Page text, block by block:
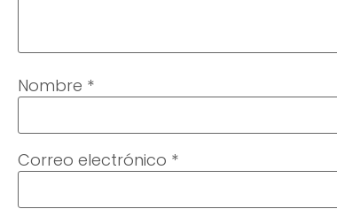
Nombre *
Correo electrónico *